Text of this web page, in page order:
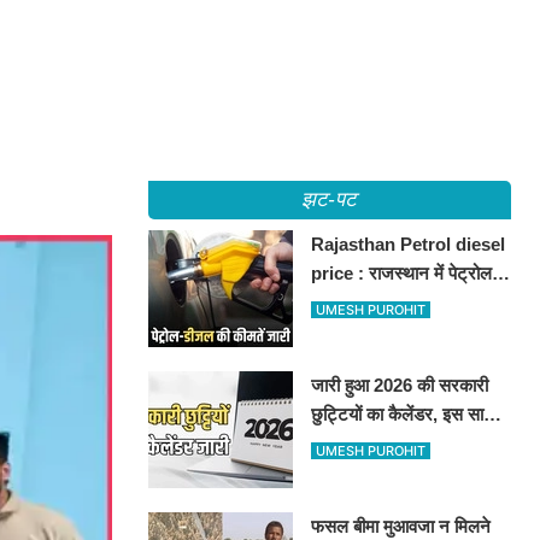
झट-पट
Rajasthan Petrol diesel
price : राजस्थान में पेट्रोल-
डीजल की कीमतें जारी, जानिए
UMESH PUROHIT
जारी हुआ 2026 की सरकारी
छुट्टियों का कैलेंडर, इस साल
कई बार मिलेगा लगातार
UMESH PUROHIT
फसल बीमा मुआवजा न मिलने